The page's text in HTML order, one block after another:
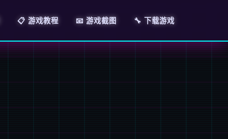
📋 游戏教程 📧 游戏截图 🔧 下载游戏